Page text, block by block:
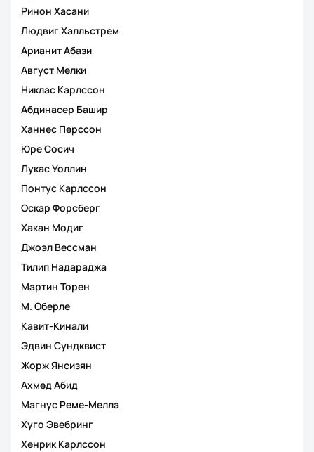
Ринон Хасани
Людвиг Халльстрем
Арианит Абази
Август Мелки
Никлас Карлссон
Абдинасер Башир
Ханнес Перссон
Юре Сосич
Лукас Уоллин
Понтус Карлссон
Оскар Форсберг
Хакан Модиг
Джоэл Вессман
Тилип Надараджа
Мартин Торен
М. Оберле
Кавит-Кинали
Эдвин Сундквист
Жорж Янсизян
Ахмед Абид
Магнус Реме-Мелла
Хуго Эвебринг
Хенрик Карлссон